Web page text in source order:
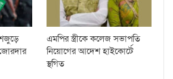
জোরদার
এমপির স্ত্রীকে কলেজ সভাপতি
নিয়োগের আদেশ হাইকোর্টে
স্থগিত